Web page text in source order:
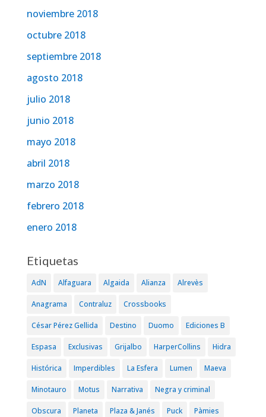
noviembre 2018
octubre 2018
septiembre 2018
agosto 2018
julio 2018
junio 2018
mayo 2018
abril 2018
marzo 2018
febrero 2018
enero 2018
Etiquetas
AdN Alfaguara Algaida Alianza Alrevès
Anagrama Contraluz Crossbooks
César Pérez Gellida Destino Duomo Ediciones B
Espasa Exclusivas Grijalbo HarperCollins Hidra
Histórica Imperdibles La Esfera Lumen Maeva
Minotauro Motus Narrativa Negra y criminal
Obscura Planeta Plaza & Janés Puck Pàmies